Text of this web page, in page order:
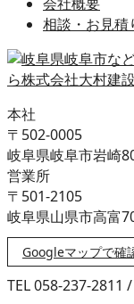
相談・お見積
本社
〒502-0005
岐阜県岐阜市岩崎
営業所
〒501-2105
岐阜県山県市高富
Googleマップで確
TEL 058-237-2811